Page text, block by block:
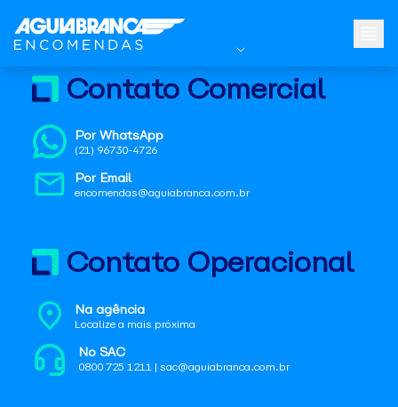
Contato Comercial
Por WhatsApp
(21) 96730-4726
Por Email
encomendas@aguiabranca.com.br
Contato Operacional
Na agência
Localize a mais próxima
No SAC
0800 725 1211 | sac@aguiabranca.com.br